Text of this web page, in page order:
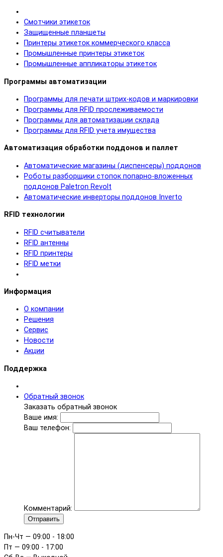
Смотчики этикеток
Защищенные планшеты
Принтеры этикеток коммерческого класса
Промышленные принтеры этикеток
Промышленные аппликаторы этикеток
Программы автоматизации
Программы для печати штрих-кодов и маркировки
Программы для RFID прослеживаемости
Программы для автоматизации склада
Программы для RFID учета имущества
Автоматизация обработки поддонов и паллет
Автоматические магазины (диспенсеры) поддонов
Роботы разборщики стопок попарно-вложенных
поддонов Paletron Revolt
Автоматические инверторы поддонов Inverto
RFID технологии
RFID cчитыватели
RFID антенны
RFID принтеры
RFID метки
Информация
О компании
Решения
Сервис
Новости
Акции
Поддержка
Обратный звонок
Заказать обратный звонок
Ваше имя:
Ваш телефон:
Комментарий:
Отправить
Пн-Чт — 09:00 - 18:00
Пт — 09:00 - 17:00